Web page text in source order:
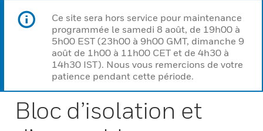
Ce site sera hors service pour maintenance
programmée le samedi 8 août, de 19h00 à
5h00 EST (23h00 à 9h00 GMT, dimanche 9
août de 1h00 à 11h00 CET et de 4h30 à
14h30 IST). Nous vous remercions de votre
patience pendant cette période.
Bloc d’isolation et